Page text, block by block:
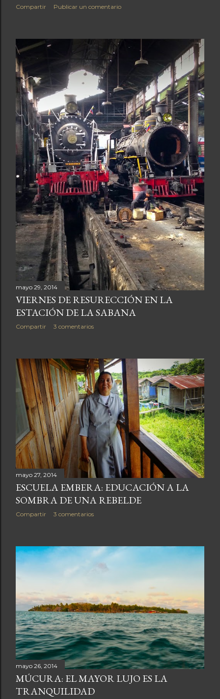
Compartir Publicar un comentario
mayo 29, 2014
VIERNES DE RESURECCIÓN EN LA
ESTACIÓN DE LA SABANA
Compartir 3 comentarios
mayo 27, 2014
ESCUELA EMBERA: EDUCACIÓN A LA
SOMBRA DE UNA REBELDE
Compartir 3 comentarios
mayo 26, 2014
MÚCURA: EL MAYOR LUJO ES LA
TRANQUILIDAD